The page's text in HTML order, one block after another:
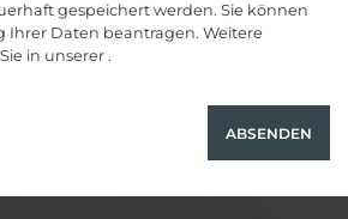
gespeichert werden. Sie können
Ihrer Daten beantragen. Weitere
in unserer .
ABSENDEN